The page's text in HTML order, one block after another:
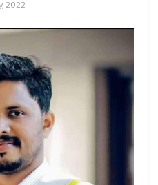
2022